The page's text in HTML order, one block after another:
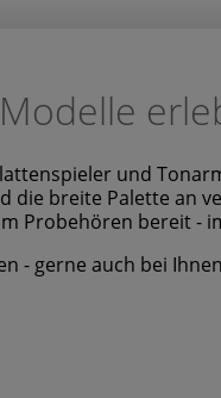
und
breite Palette an
Probehören bereit -
- gerne auch bei